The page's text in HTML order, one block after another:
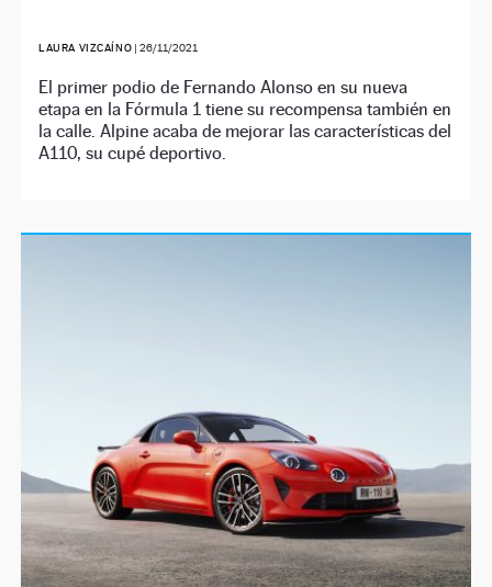
LAURA VIZCAÍNO |26/11/2021
El primer podio de Fernando Alonso en su nueva
etapa en la Fórmula 1 tiene su recompensa también en
la calle. Alpine acaba de mejorar las características del
A110, su cupé deportivo.